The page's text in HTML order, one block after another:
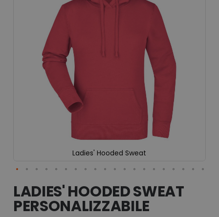
Ladies' Hooded Sweat
all'inizio
della
galleria
di
LADIES' HOODED SWEAT